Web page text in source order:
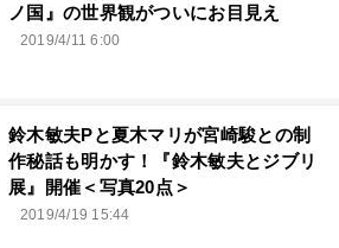
ノ国』の世界観がついにお目見え
2019/4/11 6:00
鈴木敏夫Pと夏木マリが宮崎駿との制
作秘話も明かす！『鈴木敏夫とジブリ
展』開催＜写真20点＞
2019/4/19 15:44